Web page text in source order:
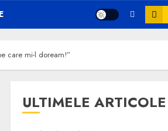
care mi-l doream!”
ULTIMELE ARTICOLE